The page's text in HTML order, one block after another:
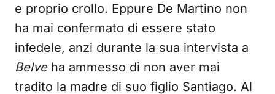
e proprio crollo. Eppure De Martino non
ha mai confermato di essere stato
infedele, anzi durante la sua intervista a
Belve ha ammesso di non aver mai
tradito la madre di suo figlio Santiago. Al